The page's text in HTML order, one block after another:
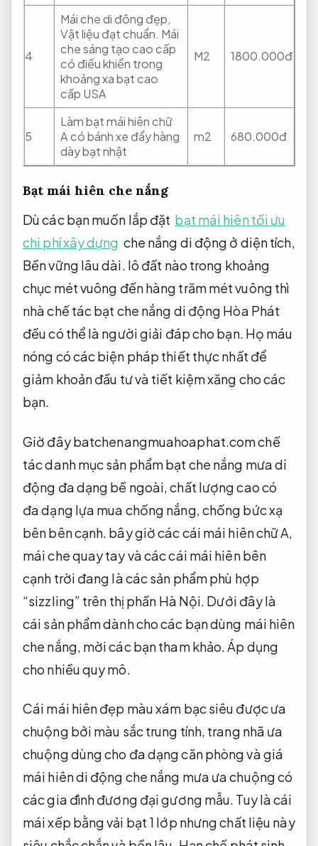
4
Mái che di đông đẹp,
Vật liệu đạt chuẩn. Mái
che sáng tạo cao cấp
có điều khiển trong
khoảng xa bạt cao
cấp USA
M2 1800.000đ
5
Làm bạt mái hiên chữ
A có bánh xe đẩy hàng
dày bạt nhật
m2 680.000đ
Bạt mái hiên che nắng
Dù các bạn muốn lắp đặt bạt mái hiên tối ưu
chi phí xây dựng che nắng di động ở diện tích,
Bền vững lâu dài. lô đất nào trong khoảng
chục mét vuông đến hàng trăm mét vuông thì
nhà chế tác bạt che nắng di động Hòa Phát
đều có thể là người giải đáp cho bạn. Họ máu
nóng có các biện pháp thiết thực nhất để
giảm khoản đầu tư và tiết kiệm xăng cho các
bạn.
Giờ đây batchenangmuahoaphat.com chế
tác danh mục sản phẩm bạt che nắng mưa di
động đa dạng bề ngoài, chất lượng cao có
đa dạng lựa mua chống nắng, chống bức xạ
bên bên cạnh. bây giờ các cái mái hiên chữ A,
mái che quay tay và các cái mái hiên bên
cạnh trời đang là các sản phẩm phù hợp
“sizzling” trên thị phần Hà Nội. Dưới đây là
cái sản phẩm dành cho các bạn dùng mái hiên
che nắng, mời các bạn tham khảo.Áp dụng
cho nhiều quy mô.
Cái mái hiên đẹp màu xám bạc siêu được ưa
chuộng bởi màu sắc trung tính, trang nhã ưa
chuộng dùng cho đa dạng căn phòng và giá
mái hiên di động che nắng mưa ưa chuộng có
các gia đình đương đại gương mẫu. Tuy là cái
mái xếp bằng vải bạt 1 lớp nhưng chất liệu này